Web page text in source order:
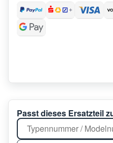
Passt dieses Ersatzteil